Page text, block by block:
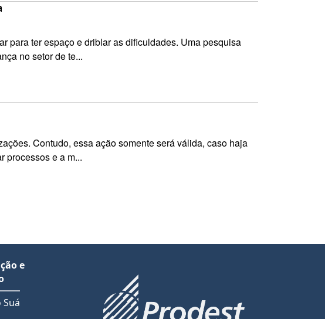
para ter espaço e driblar as dificuldades. Uma pesquisa
no setor de te...
Contudo, essa ação somente será válida, caso haja
processos e a m...
e
Suá